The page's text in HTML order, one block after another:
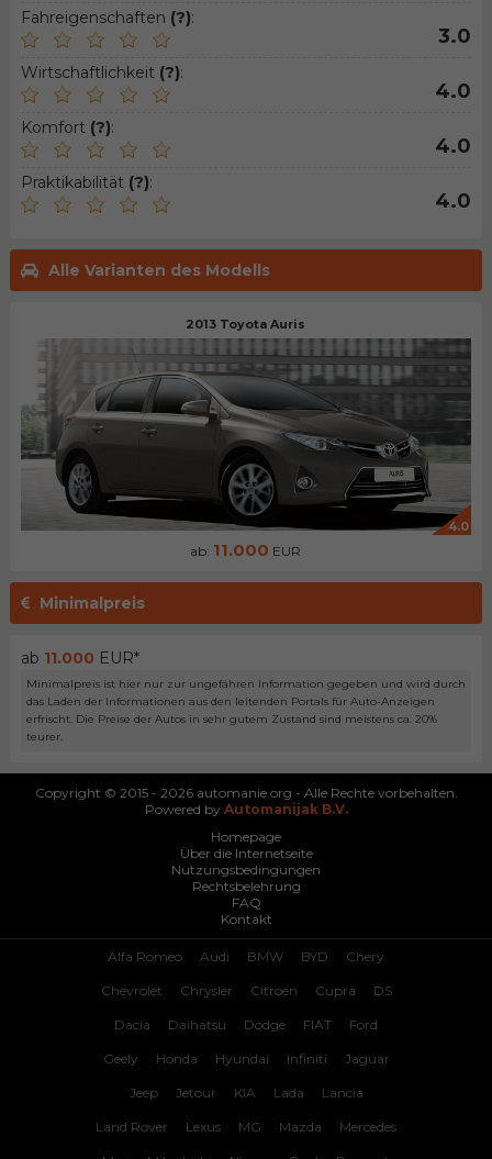
Fahreigenschaften (?):
3.0
Wirtschaftlichkeit (?):
4.0
Komfort (?):
4.0
Praktikabilität (?):
4.0
Alle Varianten des Modells
2013 Toyota Auris
4.0
ab: 11.000 EUR
Minimalpreis
ab 11.000 EUR*
Minimalpreis ist hier nur zur ungefähren Information gegeben und wird durch
das Laden der Informationen aus den leitenden Portals für Auto-Anzeigen
erfrischt. Die Preise der Autos in sehr gutem Zustand sind meistens ca. 20%
teurer.
Copyright © 2015 - 2026 automanie.org - Alle Rechte vorbehalten.
Powered by Automanijak B.V.
Homepage
Über die Internetseite
Nutzungsbedingungen
Rechtsbelehrung
FAQ
Kontakt
Alfa Romeo Audi BMW BYD Chery
Chevrolet Chrysler Citroen Cupra DS
Dacia Daihatsu Dodge FIAT Ford
Geely Honda Hyundai Infiniti Jaguar
Jeep Jetour KIA Lada Lancia
Land Rover Lexus MG Mazda Mercedes